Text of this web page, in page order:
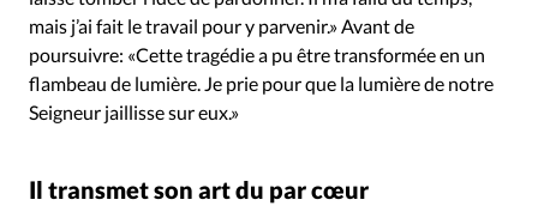
mais j’ai fait le travail pour y parvenir.» Avant de
poursuivre: «Cette tragédie a pu être transformée en un
flambeau de lumière. Je prie pour que la lumière de notre
Seigneur jaillisse sur eux.»
Il transmet son art du par cœur